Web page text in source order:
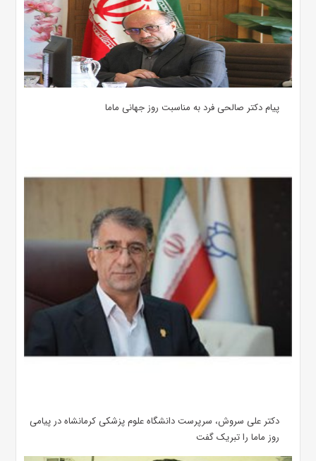
پیام دکتر صالحی فرد به مناسبت روز جهانی ماما
دکتر علی سروش، سرپرست دانشگاه علوم پزشکی کرمانشاه در پیامی
روز ماما را تبریک گفت